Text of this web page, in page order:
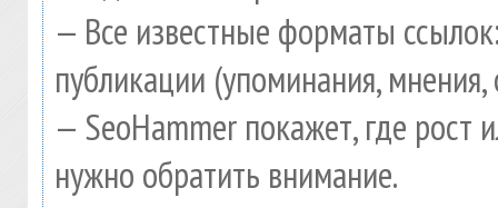
— Все известные форматы
публикации (упоминания,
— SeoHammer покажет, где рост
нужно обратить внимание.